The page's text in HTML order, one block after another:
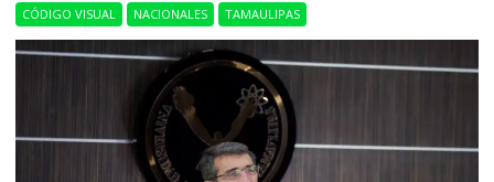
CÓDIGO VISUAL NACIONALES TAMAULIPAS